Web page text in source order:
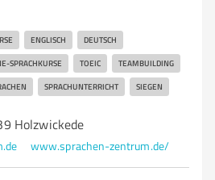
ENGLISCH DEUTSCH
SPRACHKURSE TOEIC TEAMBUILDING
SPRACHUNTERRICHT SIEGEN
Holzwickede
www.sprachen-zentrum.de/